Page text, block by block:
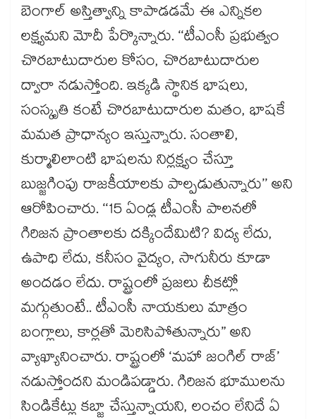
బెంగాల్ అస్తిత్వాన్ని కాపాడడమే ఈ ఎన్నికల
లక్ష్యమని మోదీ పేర్కొన్నారు. ‘‘టీఎంసీ ప్రభుత్వం
చొరబాటుదారుల కోసం, చొరబాటుదారుల
ద్వారా నడుస్తోంది. ఇక్కడి స్థానిక భాషలు,
సంస్కృతి కంటే చొరబాటుదారుల మతం, భాషకే
మమత ప్రాధాన్యం ఇస్తున్నారు. సంతాలి,
కుర్మాలిలాంటి భాషలను నిర్లక్ష్యం చేస్తూ
బుజ్జగింపు రాజకీయాలకు పాల్పడుతున్నారు’’ అని
ఆరోపించారు. ‘‘15 ఏండ్ల టీఎంసీ పాలనలో
గిరిజన ప్రాంతాలకు దక్కిందేమిటి? విద్య లేదు,
ఉపాధి లేదు, కనీసం వైద్యం, సాగునీరు కూడా
అందడం లేదు. రాష్ట్రంలో ప్రజలు చీకట్లో
మగ్గుతుంటే.. టీఎంసీ నాయకులు మాత్రం
బంగ్లాలు, కార్లతో మెరిసిపోతున్నారు” అని
వ్యాఖ్యానించారు. రాష్ట్రంలో ‘మహా జంగిల్ రాజ్’
నడుస్తోందని మండిపడ్డారు. గిరిజన భూములను
సిండికేట్లు కబ్జా చేస్తున్నాయని, లంచం లేనిదే ఏ